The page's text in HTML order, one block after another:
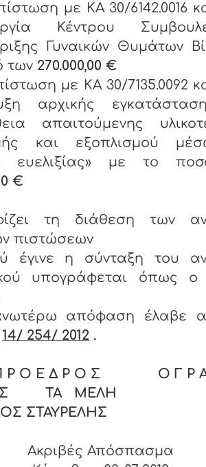
με ΚΑ 30/6142.0016
Κέντρου
Γυναικών Θυμάτων
των 270.000,00 €
με ΚΑ 30/7135.0092
αρχικής
απαιτούμενης
και εξοπλισμού
ευελιξίας» με το
€
τη διάθεση των
πιστώσεων
έγινε η σύνταξη του
υπογράφεται όπως ο
απόφαση έλαβε
14/ 254/ 2012 .
Ο Ε Δ Ρ Ο Σ Ο Γ Ρ
Σ ΤΑ ΜΕΛΗ
ΣΤΑΥΡΕΛΗΣ
Ακριβές Απόσπασμα